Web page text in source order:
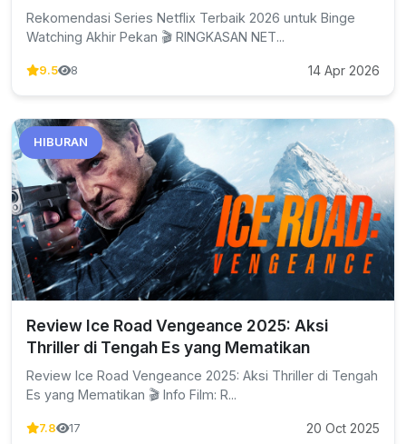
Rekomendasi Series Netflix Terbaik 2026 untuk Binge
Watching Akhir Pekan 🎬 RINGKASAN NET...
9.5 8 14 Apr 2026
HIBURAN
Review Ice Road Vengeance 2025: Aksi
Thriller di Tengah Es yang Mematikan
Review Ice Road Vengeance 2025: Aksi Thriller di Tengah
Es yang Mematikan 🎬 Info Film: R...
7.8 17 20 Oct 2025